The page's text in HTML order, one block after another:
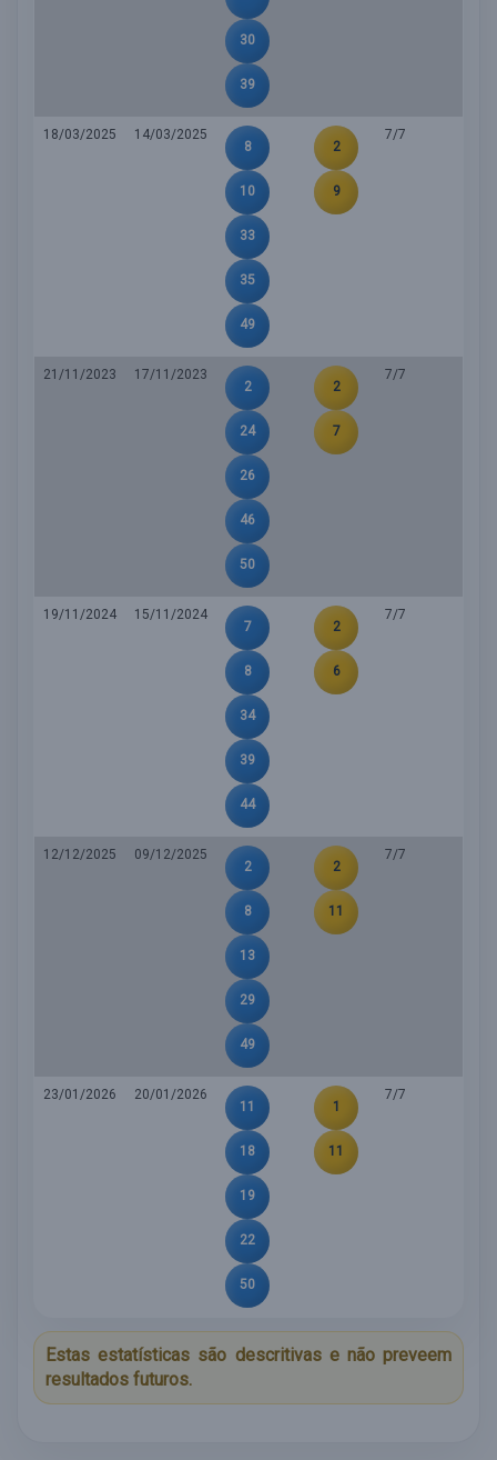
30
39
18/03/2025
14/03/2025
8
10
33
35
49
2
9
7/7
21/11/2023
17/11/2023
2
24
26
46
50
2
7
7/7
19/11/2024
15/11/2024
7
8
34
39
44
2
6
7/7
12/12/2025
09/12/2025
2
8
13
29
49
2
11
7/7
23/01/2026
20/01/2026
11
18
19
22
50
1
11
7/7
Estas estatísticas são descritivas e não preveem
resultados futuros.